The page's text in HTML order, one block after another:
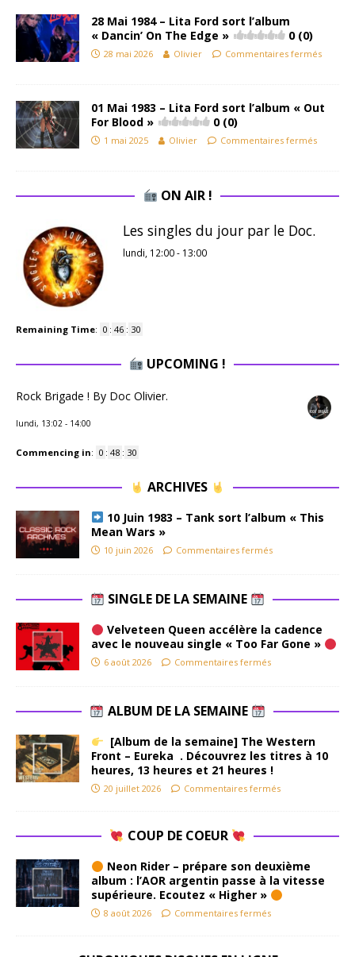
28 Mai 1984 – Lita Ford sort l’album
« Dancin’ On The Edge »
0 (0)
28 mai 2026 Olivier Commentaires fermés
01 Mai 1983 – Lita Ford sort l’album « Out
For Blood »
0 (0)
1 mai 2025 Olivier Commentaires fermés
ON AIR !
Les singles du jour par le Doc.
lundi, 12:00- 13:00
Remaining Time: 0 : 46 : 30
UPCOMING !
Rock Brigade ! By Doc Olivier.
lundi, 13:02 - 14:00
Commencing in: 0 : 48 : 30
ARCHIVES
10 Juin 1983 – Tank sort l’album « This
Mean Wars »
10 juin 2026 Commentaires fermés
SINGLE DE LA SEMAINE
Velveteen Queen accélère la cadence
avec le nouveau single « Too Far Gone »
6 août 2026 Commentaires fermés
ALBUM DE LA SEMAINE
[Album de la semaine] The Western
Front – Eureka . Découvrez les titres à 10
heures, 13 heures et 21 heures !
20 juillet 2026 Commentaires fermés
COUP DE COEUR
Neon Rider – prépare son deuxième
album : l’AOR argentin passe à la vitesse
supérieure. Ecoutez « Higher »
8 août 2026 Commentaires fermés